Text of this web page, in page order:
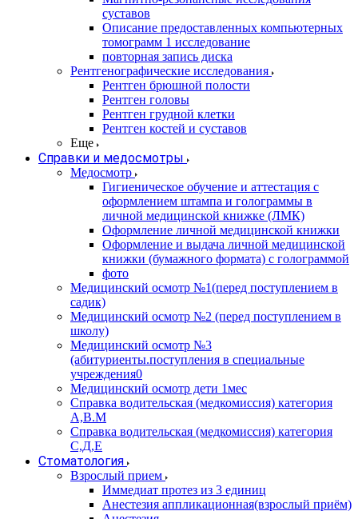
суставов
Описание предоставленных компьютерных
томограмм 1 исследование
повторная запись диска
Рентгенографические исследования
Рентген брюшной полости
Рентген головы
Рентген грудной клетки
Рентген костей и суставов
Еще
Справки и медосмотры
Медосмотр
Гигиеническое обучение и аттестация с
оформлением штампа и голограммы в
личной медицинской книжке (ЛМК)
Оформление личной медицинской книжки
Оформление и выдача личной медицинской
книжки (бумажного формата) с голограммой
фото
Медицинский осмотр №1(перед поступлением в
садик)
Медицинский осмотр №2 (перед поступлением в
школу)
Медицинский осмотр №3
(абитуриенты.поступления в специальные
учреждения0
Медицинский осмотр дети 1мес
Справка водительская (медкомиссия) категория
А,В.М
Справка водительская (медкомиссия) категория
С,Д,Е
Стоматология
Взрослый прием
Иммедиат протез из 3 единиц
Анестезия аппликационная(взрослый приём)